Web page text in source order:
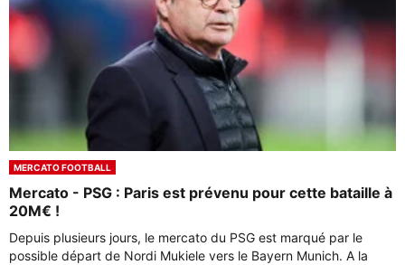
MERCATO FOOTBALL
Mercato - PSG : Paris est prévenu pour cette bataille à
20M€ !
Depuis plusieurs jours, le mercato du PSG est marqué par le
possible départ de Nordi Mukiele vers le Bayern Munich. A la